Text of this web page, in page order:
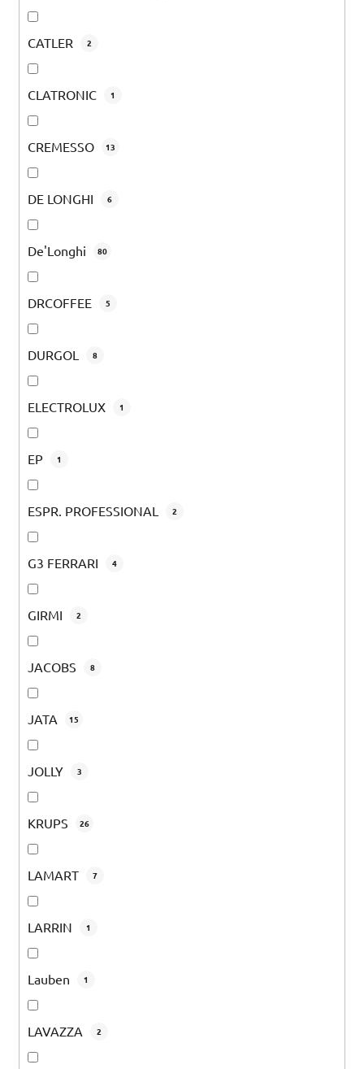
CATLER 2
CLATRONIC 1
CREMESSO 13
DE LONGHI 6
De'Longhi 80
DRCOFFEE 5
DURGOL 8
ELECTROLUX 1
EP 1
ESPR. PROFESSIONAL 2
G3 FERRARI 4
GIRMI 2
JACOBS 8
JATA 15
JOLLY 3
KRUPS 26
LAMART 7
LARRIN 1
Lauben 1
LAVAZZA 2